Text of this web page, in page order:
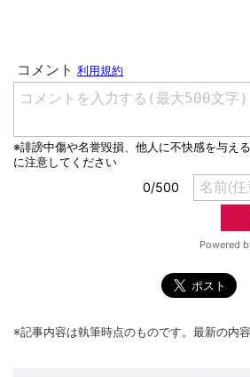
※記事内容は執筆時点のものです。最新の内